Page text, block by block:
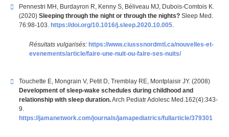
Pennestri MH, Burdayron R, Kenny S, Béliveau MJ, Dubois-Comtois K.
(2020) Sleeping through the night or through the nights? Sleep Med.
76:98-103. https://doi.org/10.1016/j.sleep.2020.10.005
Résultats vulgarisés: https://www.ciusssnordmtl.ca/nouvelles-et-
evenements/article/faire-une-nuit-ou-faire-ses-nuits/
Touchette E, Mongrain V, Petit D, Tremblay RE, Montplaisir JY. (2008)
Development of sleep-wake schedules during childhood and
relationship with sleep duration.Arch Pediatr Adolesc Med.162(4):343-
9.
https://jamanetwork.com/journals/jamapediatrics/fullarticle/379301